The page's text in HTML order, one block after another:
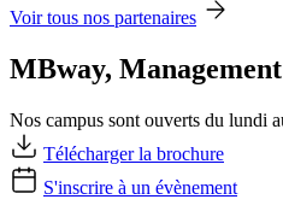
Voir tous nos partenaires
MBway,
Nos campus sont ouverts du lundi
Télécharger la brochure
S'inscrire à un évènement